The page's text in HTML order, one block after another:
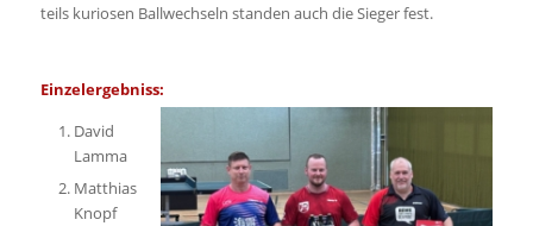
teils kuriosen Ballwechseln standen auch die Sieger fest.
Einzelergebniss:
David
Lamma
Matthias
Knopf